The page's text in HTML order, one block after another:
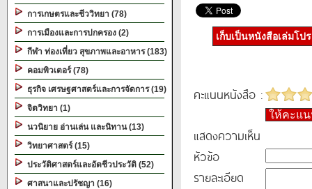
การเกษตรและชีววิทยา (78)
การเมืองและการปกครอง (2)
กีฬา ท่องเที่ยว สุขภาพและอาหาร (183)
คอมพิวเตอร์ (78)
ธุรกิจ เศรษฐศาสตร์และการจัดการ (19)
จิตวิทยา (1)
นวนิยาย อ่านเล่น และนิทาน (13)
วิทยาศาสตร์ (15)
ประวัติศาสตร์และอัตชีวประวัติ (52)
ศาสนาและปรัชญา (16)
เก็บเป็นหนังสือเล่มโป
คะแนนหนังสือ :
ให้คะแ
แสดงความเห็น
หัวข้อ
รายละเอียด